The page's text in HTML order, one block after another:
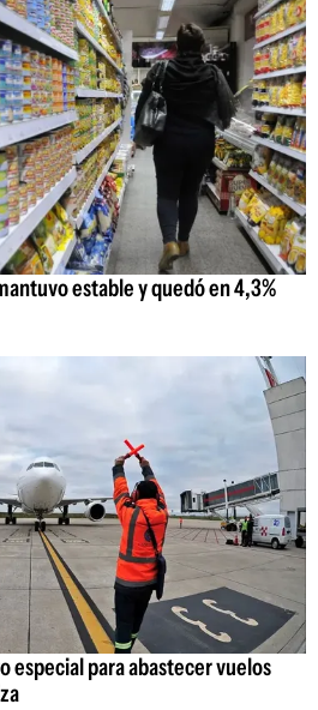
estable y quedó en 4,3%
especial para abastecer vuelos